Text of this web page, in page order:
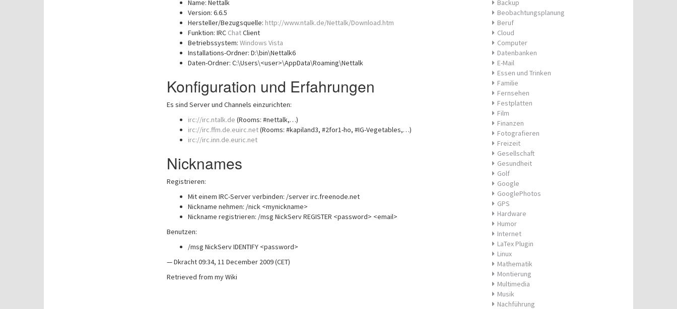
Name: Nettalk
Version: 6.6.5
Hersteller/Bezugsquelle: http://www.ntalk.de/Nettalk/Download.htm
Funktion: IRC ChatClient
Betriebssystem: Windows Vista
Installations-Ordner: D:\bin\Nettalk6
Daten-Ordner: C:\Users\<user>\AppData\Roaming\Nettalk
Konfiguration und Erfahrungen
Es sind Server und Channels einzurichten:
irc://irc.ntalk.de (Rooms: #nettalk,…)
irc://irc.ffm.de.euirc.net(Rooms: #kapiland3, #2for1-ho, #IG-Vegetables,…)
irc://irc.inn.de.euric.net
Nicknames
Registrieren:
Mit einem IRC-Server verbinden: /server irc.freenode.net
Nickname nehmen: /nick <mynickname>
Nickname registrieren: /msg NickServ REGISTER <password> <email>
Benutzen:
/msg NickServ IDENTIFY <password>
— Dkracht 09:34, 11 December 2009 (CET)
Retrieved from my Wiki
Backup
Beobachtungsplanung
Beruf
Cloud
Computer
Datenbanken
E-Mail
Essen und Trinken
Familie
Fernsehen
Festplatten
Film
Finanzen
Fotografieren
Freizeit
Gesellschaft
Gesundheit
Golf
Google
GooglePhotos
GPS
Hardware
Humor
Internet
LaTex Plugin
Linux
Mathematik
Montierung
Multimedia
Musik
Nachführung